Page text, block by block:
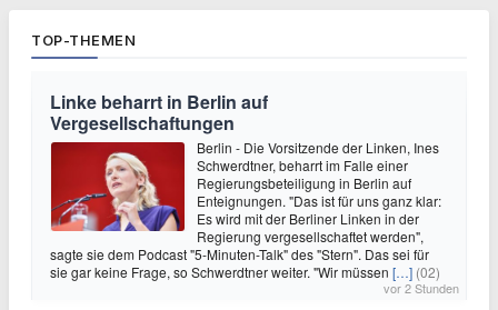
TOP-THEMEN
Linke beharrt in Berlin auf
Vergesellschaftungen
Berlin - Die Vorsitzende der Linken, Ines
Schwerdtner, beharrt im Falle einer
Regierungsbeteiligung in Berlin auf
Enteignungen. "Das ist für uns ganz klar:
Es wird mit der Berliner Linken in der
Regierung vergesellschaftet werden",
sagte sie dem Podcast "5-Minuten-Talk" des "Stern". Das sei für
sie gar keine Frage, so Schwerdtner weiter. "Wir müssen […] (02)
vor 2 Stunden